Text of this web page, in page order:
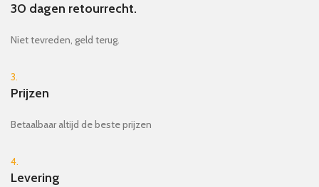
30 dagen retourrecht.
Niet tevreden, geld terug.
3.
Prijzen
Betaalbaar altijd de beste prijzen
4.
Levering